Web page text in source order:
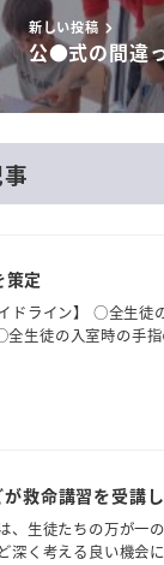
新しい投稿
公●式の間違
定
ドライン】 ○全生
生徒の入室時の手
救命講習を受講し
、生徒たちの万が一
く考える良い機会に